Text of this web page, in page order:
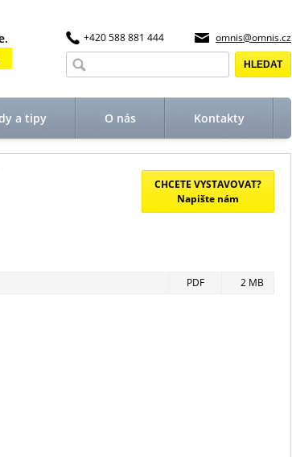
+420 588 881 444 omnis@omnis.cz
a tipy O nás Kontakty
CHCETE VYSTAVOVAT?
Napište nám
PDF 2 MB